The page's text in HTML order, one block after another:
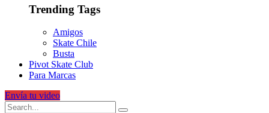
Trending Tags
Amigos
Skate Chile
Busta
Pivot Skate Club
Para Marcas
Envía tu video